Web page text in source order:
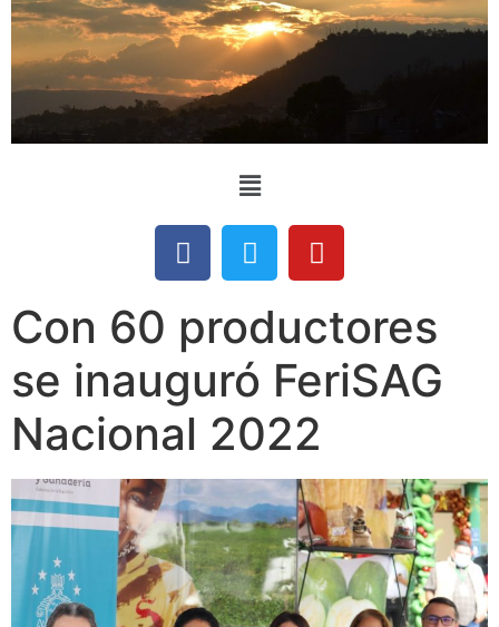
Con 60 productores
se inauguró FeriSAG
Nacional 2022